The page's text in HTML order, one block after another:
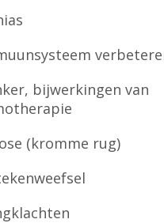
bijwerkingen van
(kromme rug)